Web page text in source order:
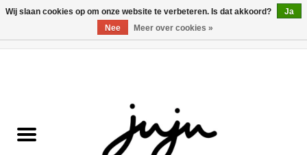
Kledij jongens
Wij slaan cookies op om onze website te verbeteren. Is dat akkoord?
Ja
Nee
Meer over cookies »